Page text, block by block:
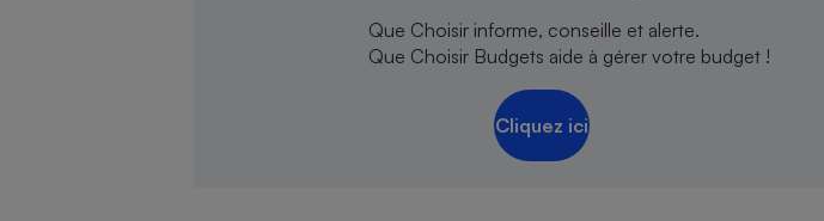
Que Choisir informe, conseille et alerte.
Que Choisir Budgets aide à gérer votre budget !
Cliquez ici